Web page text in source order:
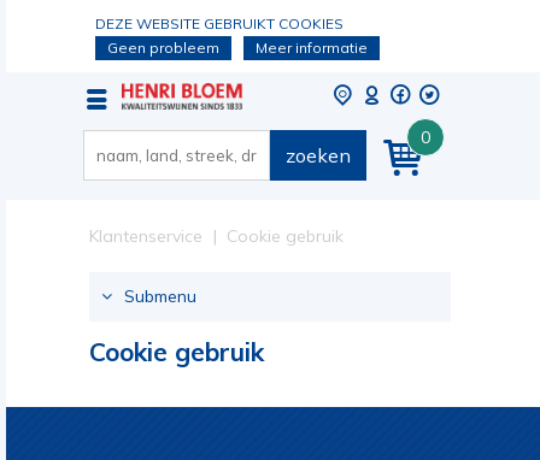
DEZE WEBSITE GEBRUIKT COOKIES
Geen probleem
Meer informatie
0
zoeken
Klantenservice Cookie gebruik
Submenu
Cookie gebruik